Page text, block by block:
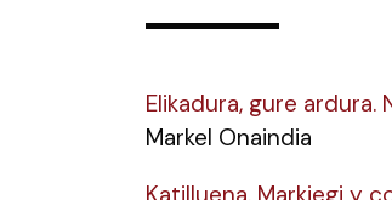
Elikadura, gure ardura.
Markel Onaindia